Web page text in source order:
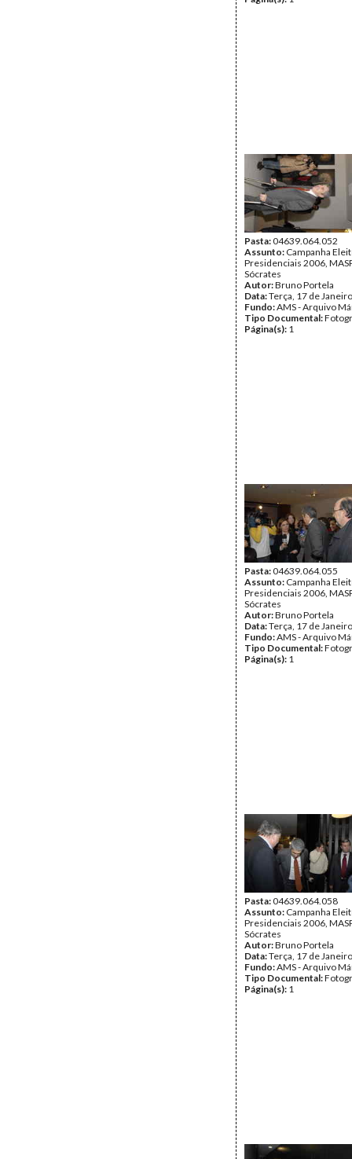
Pasta:04639.064.052
Assunto: Campanha
Presidenciais 2006,
Sócrates
Autor:Bruno Portela
Data:Terça, 17 de
Fundo:AMS - Arquivo
Tipo Documental:
Página(s): 1
Pasta:04639.064.055
Assunto: Campanha
Presidenciais 2006,
Sócrates
Autor:Bruno Portela
Data:Terça, 17 de
Fundo:AMS - Arquivo
Tipo Documental:
Página(s): 1
Pasta:04639.064.058
Assunto: Campanha
Presidenciais 2006,
Sócrates
Autor:Bruno Portela
Data:Terça, 17 de
Fundo:AMS - Arquivo
Tipo Documental:
Página(s): 1